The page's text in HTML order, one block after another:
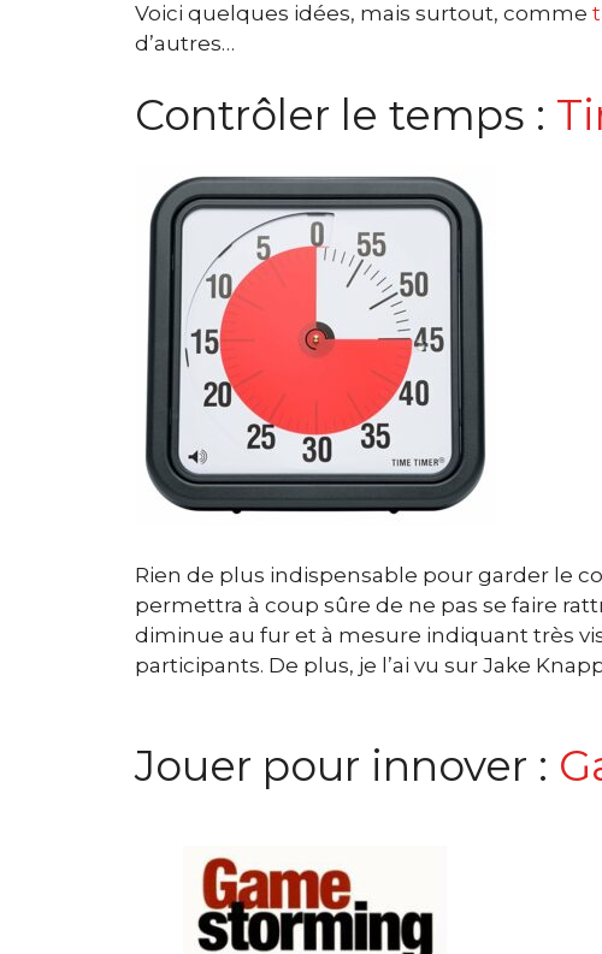
Voici quelques idées, mais surtout, comme
d’autres…
Contrôler le temps :
Rien de plus indispensable pour garder le
permettra à coup sûre de ne pas se faire
diminue au fur et à mesure indiquant très
participants. De plus, je l’ai vu sur Jake
Jouer pour innover :